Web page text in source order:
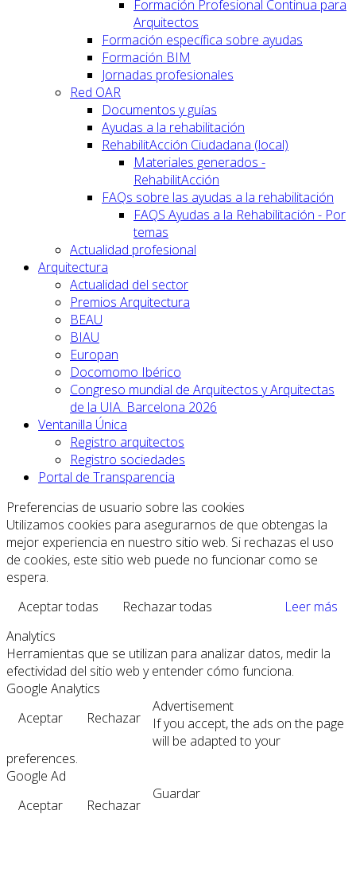
Formación Profesional Continua para
Arquitectos
Formación específica sobre ayudas
Formación BIM
Jornadas profesionales
Red OAR
Documentos y guías
Ayudas a la rehabilitación
RehabilitAcción Ciudadana (local)
Materiales generados -
RehabilitAcción
FAQs sobre las ayudas a la rehabilitación
FAQS Ayudas a la Rehabilitación - Por
temas
Actualidad profesional
Arquitectura
Actualidad del sector
Premios Arquitectura
BEAU
BIAU
Europan
Docomomo Ibérico
Congreso mundial de Arquitectos y Arquitectas
de la UIA. Barcelona 2026
Ventanilla Única
Registro arquitectos
Registro sociedades
Portal de Transparencia
Preferencias de usuario sobre las cookies
Utilizamos cookies para asegurarnos de que obtengas la
mejor experiencia en nuestro sitio web. Si rechazas el uso
de cookies, este sitio web puede no funcionar como se
espera.
Aceptar todas
Rechazar todas
Leer más
Analytics
Herramientas que se utilizan para analizar datos, medir la
efectividad del sitio web y entender cómo funciona.
Google Analytics
Aceptar
Rechazar
Advertisement
If you accept, the ads on the page
will be adapted to your
preferences.
Google Ad
Aceptar
Rechazar
Guardar